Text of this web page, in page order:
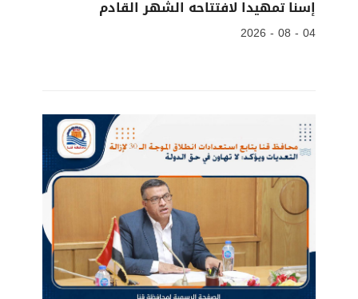
إسنا تمهيدا لافتتاحه الشهر القادم
04 - 08 - 2026